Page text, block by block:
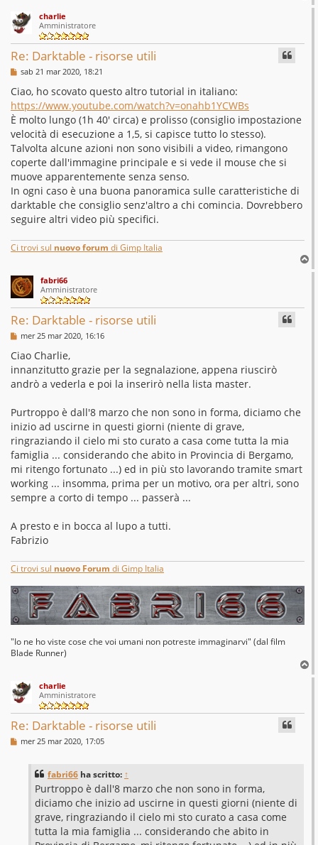
o
charlie
Amministratore
Re: Darktable - risorse utili
M
s
s
a
g
g
i
o
sab 21 mar 2020, 18:21
Ciao, ho scovato questo altro tutorial in italiano:
https://www.youtube.com/watch?v=onahb1YCWBs
È molto lungo (1h 40' circa) e prolisso (consiglio impostazione
velocità di esecuzione a 1,5, si capisce tutto lo stesso).
Talvolta alcune azioni non sono visibili a video, rimangono
coperte dall'immagine principale e si vede il mouse che si
muove apparentemente senza senso.
In ogni caso è una buona panoramica sulle caratteristiche di
darktable che consiglio senz'altro a chi comincia. Dovrebbero
seguire altri video più specifici.
Ci trovi sul nuovo forum di Gimp Italia
o
fabri66
Amministratore
Re: Darktable - risorse utili
M
s
s
a
g
g
o
mer 25 mar 2020, 16:16
Ciao Charlie,
innanzitutto grazie per la segnalazione, appena riuscirò
andrò a vederla e poi la inserirò nella lista master.
Purtroppo è dall'8 marzo che non sono in forma, diciamo che
inizio ad uscirne in questi giorni (niente di grave,
ringraziando il cielo mi sto curato a casa come tutta la mia
famiglia ... considerando che abito in Provincia di Bergamo,
mi ritengo fortunato ...) ed in più sto lavorando tramite smart
working ... insomma, prima per un motivo, ora per altri, sono
sempre a corto di tempo ... passerà ...
A presto e in bocca al lupo a tutti.
Fabrizio
Ci trovi sul nuovo Forum di Gimp Italia
"Io ne ho viste cose che voi umani non potreste immaginarvi" (dal film
Blade Runner)
o
charlie
Amministratore
Re: Darktable - risorse utili
M
mer 25 mar 2020, 17:05
fabri66 ha scritto: ↑
Purtroppo è dall'8 marzo che non sono in forma,
diciamo che inizio ad uscirne in questi giorni (niente di
grave, ringraziando il cielo mi sto curato a casa come
tutta la mia famiglia ... considerando che abito in